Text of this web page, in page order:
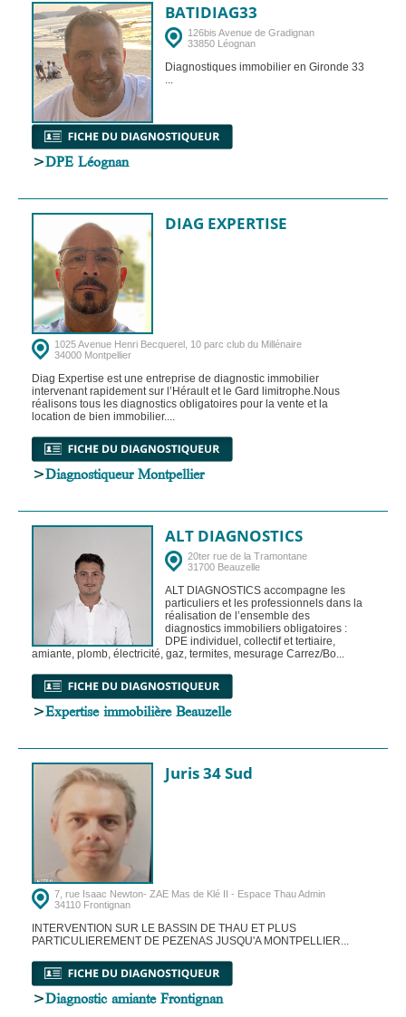
BATIDIAG33
126bis Avenue de Gradignan
33850 Léognan
Diagnostiques immobilier en Gironde 33
...
>DPE Léognan
DIAG EXPERTISE
1025 Avenue Henri Becquerel, 10 parc club du Millénaire
34000 Montpellier
Diag Expertise est une entreprise de diagnostic immobilier
intervenant rapidement sur l’Hérault et le Gard limitrophe.Nous
réalisons tous les diagnostics obligatoires pour la vente et la
location de bien immobilier....
>Diagnostiqueur Montpellier
ALT DIAGNOSTICS
20ter rue de la Tramontane
31700 Beauzelle
ALT DIAGNOSTICS accompagne les
particuliers et les professionnels dans la
réalisation de l’ensemble des
diagnostics immobiliers obligatoires :
DPE individuel, collectif et tertiaire,
amiante, plomb, électricité, gaz, termites, mesurage Carrez/Bo...
>Expertise immobilière Beauzelle
Juris 34 Sud
7, rue Isaac Newton- ZAE Mas de Klé II - Espace Thau Admin
34110 Frontignan
INTERVENTION SUR LE BASSIN DE THAU ET PLUS
PARTICULIEREMENT DE PEZENAS JUSQU'A MONTPELLIER...
>Diagnostic amiante Frontignan